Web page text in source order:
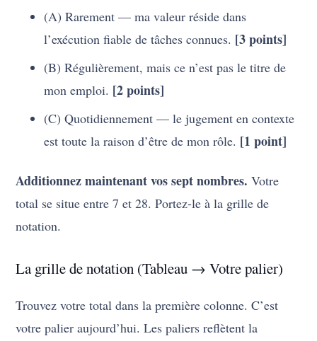
(A) Rarement — ma valeur réside dans
l’exécution fiable de tâches connues. [3 points]
(B) Régulièrement, mais ce n’est pas le titre de
mon emploi. [2 points]
(C) Quotidiennement — le jugement en contexte
est toute la raison d’être de mon rôle. [1 point]
Additionnez maintenant vos sept nombres. Votre
total se situe entre 7 et 28. Portez-le à la grille de
notation.
La grille de notation (Tableau → Votre palier)
Trouvez votre total dans la première colonne. C’est
votre palier aujourd’hui. Les paliers reflètent la